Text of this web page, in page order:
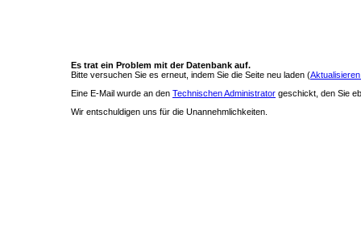
Es trat ein Problem mit der Datenbank auf.
Bitte versuchen Sie es erneut, indem Sie die Seite neu laden (
Eine E-Mail wurde an den Technischen Administrator geschickt, den Sie
Wir entschuldigen uns für die Unannehmlichkeiten.